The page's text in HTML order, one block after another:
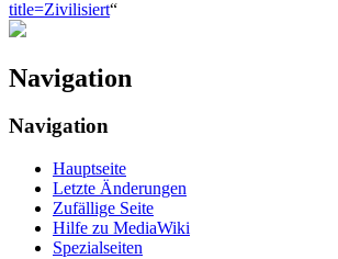
title=Zivilisiert“
Navigation
Navigation
Hauptseite
Letzte Änderungen
Zufällige Seite
Hilfe zu MediaWiki
Spezialseiten